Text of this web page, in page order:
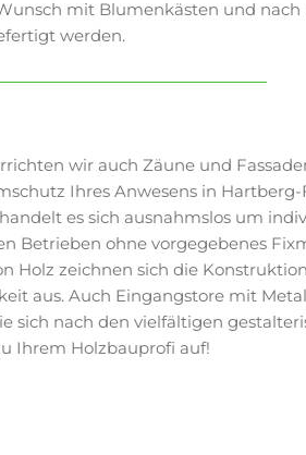
mit Blumenkästen und nach
werden.
wir auch Zäune und
Ihres Anwesens in
es sich ausnahmslos um
Betrieben ohne vorgegebenes
Holz zeichnen sich die
aus. Auch Eingangstore mit
sich nach den vielfältigen
Ihrem Holzbauprofi auf!